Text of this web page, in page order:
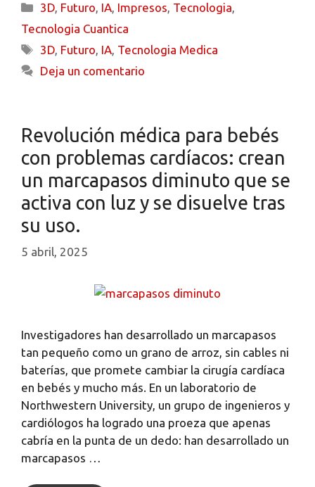
3D, Futuro, IA, Impresos, Tecnologia,
Tecnologia Cuantica
3D, Futuro, IA, Tecnologia Medica
Deja un comentario
Revolución médica para bebés
con problemas cardíacos: crean
un marcapasos diminuto que se
activa con luz y se disuelve tras
su uso.
5 abril, 2025
Investigadores han desarrollado un marcapasos
tan pequeño como un grano de arroz, sin cables ni
baterías, que promete cambiar la cirugía cardíaca
en bebés y mucho más. En un laboratorio de
Northwestern University, un grupo de ingenieros y
cardiólogos ha logrado una proeza que apenas
cabría en la punta de un dedo: han desarrollado un
marcapasos …